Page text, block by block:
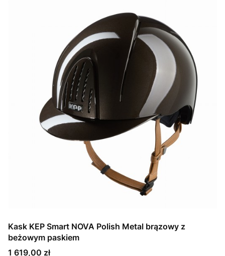
Kask KEP Smart NOVA Polish Metal brązowy z
beżowym paskiem
Cena
1 619,00 zł